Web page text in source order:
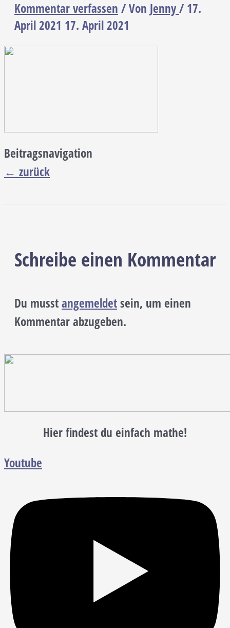
Kommentar verfassen / Von Jenny/ 17.
April 2021 17. April 2021
Beitragsnavigation
← zurück
Schreibe einen Kommentar
Du musstangemeldetsein, um einen
Kommentar abzugeben.
Hier findest du einfach mathe!
Youtube